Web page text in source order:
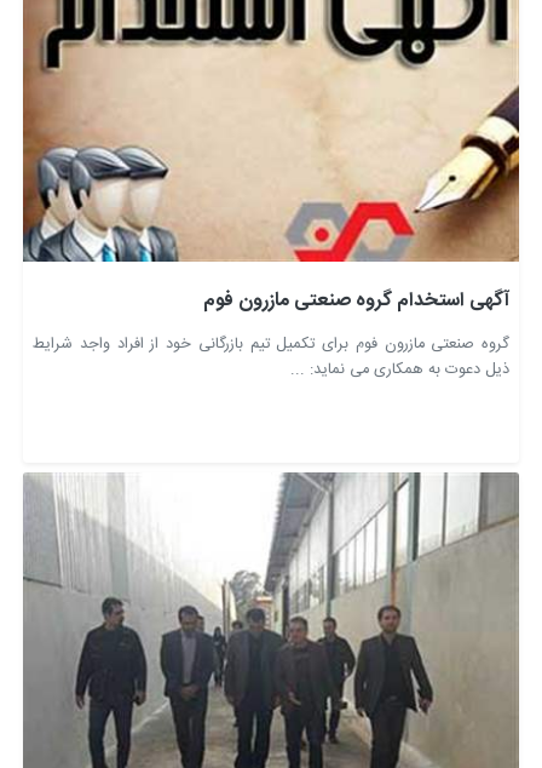
آگهی استخدام گروه صنعتی مازرون فوم
گروه صنعتی مازرون فوم برای تکمیل تیم بازرگانی خود از افراد واجد شرایط
ذیل دعوت به همکاری می نماید: ...